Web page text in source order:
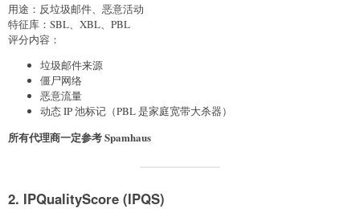
用途：反垃圾邮件、恶意活动
特征库：SBL、XBL、PBL
评分内容：
垃圾邮件来源
僵尸网络
恶意流量
动态 IP 池标记（PBL 是家庭宽带大杀器）
所有代理商一定参考 Spamhaus
2. IPQualityScore (IPQS)